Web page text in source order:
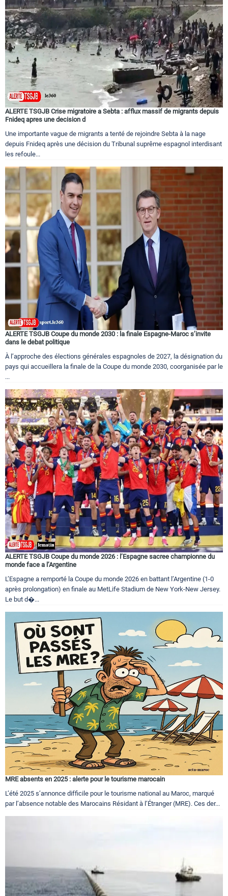
Circuits touristiques
Tourisme
Régions
Hotels
Evenements
Contact
ALERTE TSGJB Crise migratoire a Sebta : afflux massif de migrants depuis
Fnideq apres une decision d
Une importante vague de migrants a tenté de rejoindre Sebta à la nage
depuis Fnideq après une décision du Tribunal suprême espagnol interdisant
les refoule...
ALERTE TSGJB Coupe du monde 2030 : la finale Espagne-Maroc s’invite
dans le debat politique
À l’approche des élections générales espagnoles de 2027, la désignation du
pays qui accueillera la finale de la Coupe du monde 2030, coorganisée par le
...
ALERTE TSGJB Coupe du monde 2026 : l’Espagne sacree championne du
monde face a l’Argentine
L’Espagne a remporté la Coupe du monde 2026 en battant l’Argentine (1-0
après prolongation) en finale au MetLife Stadium de New York-New Jersey.
Le but d�...
MRE absents en 2025 : alerte pour le tourisme marocain
L’été 2025 s’annonce difficile pour le tourisme national au Maroc, marqué
par l’absence notable des Marocains Résidant à l’Étranger (MRE). Ces der...